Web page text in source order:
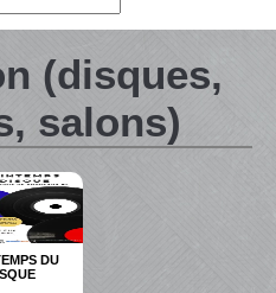
(disques,
salons)
DU